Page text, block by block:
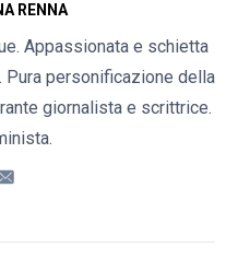
RENNA
Appassionata e schietta
personificazione della
giornalista e scrittrice.